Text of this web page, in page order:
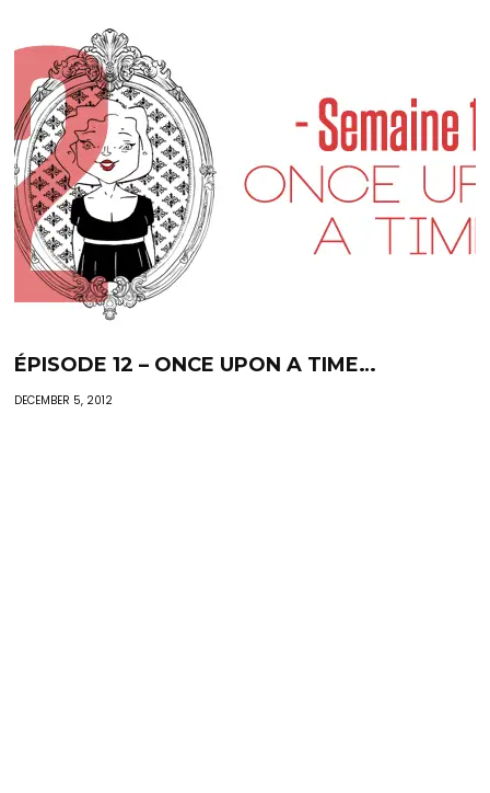
ÉPISODE 12 – ONCE UPON A TIME…
DECEMBER 5, 2012